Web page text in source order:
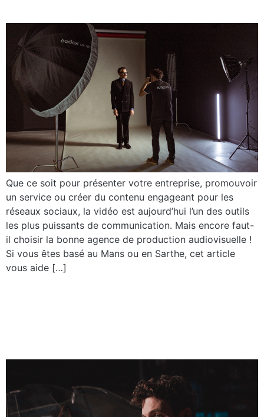
Que ce soit pour présenter votre entreprise, promouvoir
un service ou créer du contenu engageant pour les
réseaux sociaux, la vidéo est aujourd’hui l’un des outils
les plus puissants de communication. Mais encore faut-
il choisir la bonne agence de production audiovisuelle !
Si vous êtes basé au Mans ou en Sarthe, cet article
vous aide […]